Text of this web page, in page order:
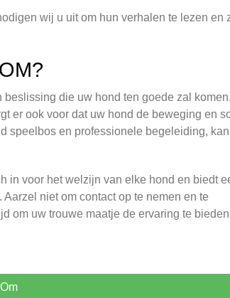
wij u uit om hun verhalen te lezen en
die uw hond ten goede zal
er ook voor dat uw hond de beweging en
speelbos en professionele begeleiding,
in voor het welzijn van elke hond en biedt
niet om contact op te nemen en te
om uw trouwe maatje de ervaring te